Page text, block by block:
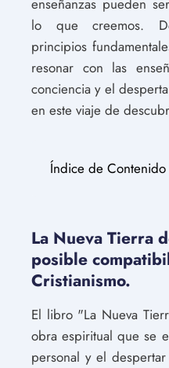
enseñanzas pueden
lo que creemos.
principios
resonar con las
conciencia y el
en este viaje de
Índice de Contenido
La Nueva Tierra
posible
Cristianismo.
El libro "La Nueva
obra espiritual que se
personal y el